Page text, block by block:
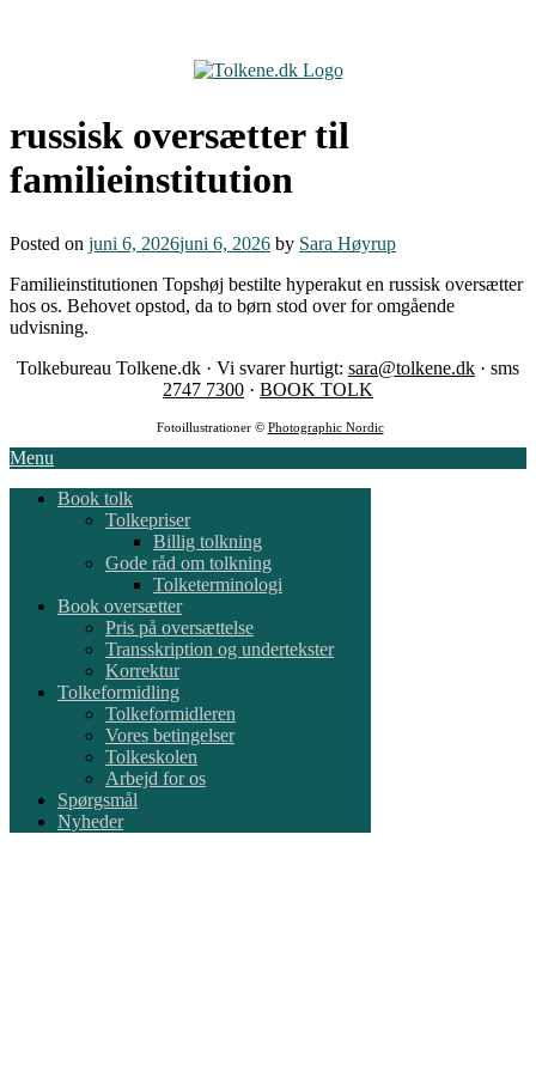
russisk oversætter til
familieinstitution
Posted on juni 6, 2026juni 6, 2026 by Sara Høyrup
Familieinstitutionen Topshøj bestilte hyperakut en russisk oversætter
hos os. Behovet opstod, da to børn stod over for omgående
udvisning.
Tolkebureau Tolkene.dk · Vi svarer hurtigt: sara@tolkene.dk · sms
2747 7300 · BOOK TOLK
Fotoillustrationer © Photographic Nordic
Menu
Book tolk
Tolkepriser
Billig tolkning
Gode råd om tolkning
Tolketerminologi
Book oversætter
Pris på oversættelse
Transskription og undertekster
Korrektur
Tolkeformidling
Tolkeformidleren
Vores betingelser
Tolkeskolen
Arbejd for os
Spørgsmål
Nyheder